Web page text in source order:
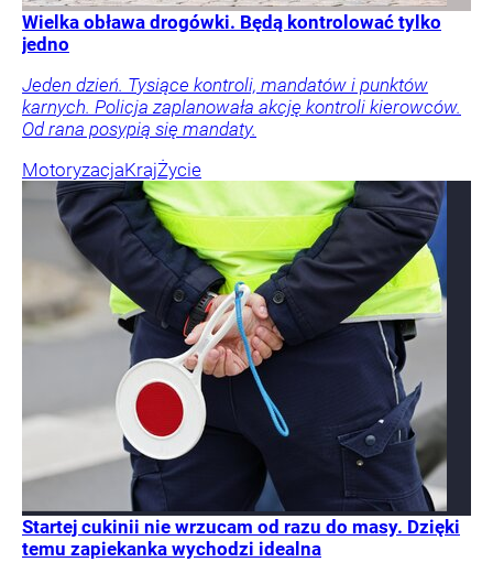
Wielka obława drogówki. Będą kontrolować tylko
jedno
Jeden dzień. Tysiące kontroli, mandatów i punktów
karnych. Policja zaplanowała akcję kontroli kierowców.
Od rana posypią się mandaty.
MotoryzacjaKrajŻycie
Startej cukinii nie wrzucam od razu do masy. Dzięki
temu zapiekanka wychodzi idealna